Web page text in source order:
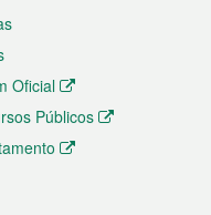
Oficial
Públicos